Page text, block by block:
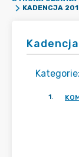
KADENCJA
Kategorie:
1.